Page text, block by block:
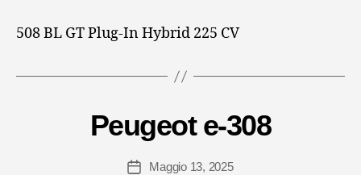
508 BL GT Plug-In Hybrid 225 CV
Peugeot e-308
DataMaggio 13, 2025